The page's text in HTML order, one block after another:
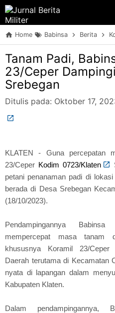
Home Babinsa Berita
Tanam Padi,
23/Ceper
Srebegan
Ditulis pada: Oktober 17,
KLATEN - Guna percepatan
23/Ceper Kodim 0723/Klaten
petani penanaman padi di
berada di Desa Srebegan
(18/10/2023).
Pendampingannya
mempercepat masa tanam
khususnya Koramil 23/
Daerah terutama di Kecamatan
nyata di lapangan dalam
Kabupaten Klaten.
Dalam pendampingannya,